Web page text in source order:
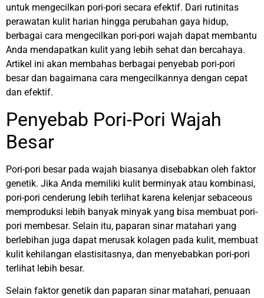
untuk mengecilkan pori-pori secara efektif. Dari rutinitas
perawatan kulit harian hingga perubahan gaya hidup,
berbagai cara mengecilkan pori-pori wajah dapat membantu
Anda mendapatkan kulit yang lebih sehat dan bercahaya.
Artikel ini akan membahas berbagai penyebab pori-pori
besar dan bagaimana cara mengecilkannya dengan cepat
dan efektif.
Penyebab Pori-Pori Wajah
Besar
Pori-pori besar pada wajah biasanya disebabkan oleh faktor
genetik. Jika Anda memiliki kulit berminyak atau kombinasi,
pori-pori cenderung lebih terlihat karena kelenjar sebaceous
memproduksi lebih banyak minyak yang bisa membuat pori-
pori membesar. Selain itu, paparan sinar matahari yang
berlebihan juga dapat merusak kolagen pada kulit, membuat
kulit kehilangan elastisitasnya, dan menyebabkan pori-pori
terlihat lebih besar.
Selain faktor genetik dan paparan sinar matahari, penuaan